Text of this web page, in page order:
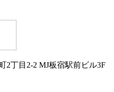
2丁目2-2 MJ板宿駅前ビル3F